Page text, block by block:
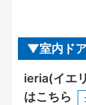
室内ド
ieria(イエ
はこちら